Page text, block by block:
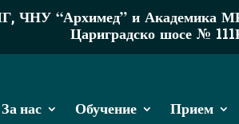
ЧНУ “Архимед” и Академика
Цариградско шосе №
За нас Обучение Прием